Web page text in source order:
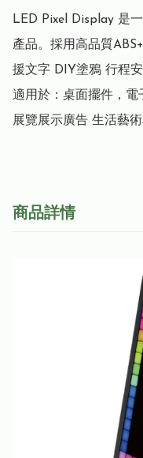
LED Pixel Display 是
產品。採用高品質
援文字 DIY塗鴉 行程
適用於：桌面擺件，
展覽展示廣告 生活藝術
商品詳情